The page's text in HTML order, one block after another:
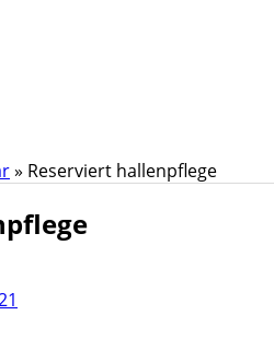
» Reserviert hallenpflege